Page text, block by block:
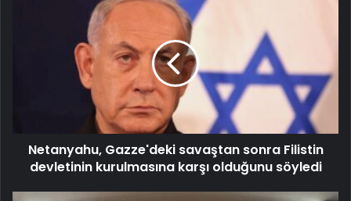
Netanyahu, Gazze'deki savaştan sonra Filistin
devletinin kurulmasına karşı olduğunu söyledi